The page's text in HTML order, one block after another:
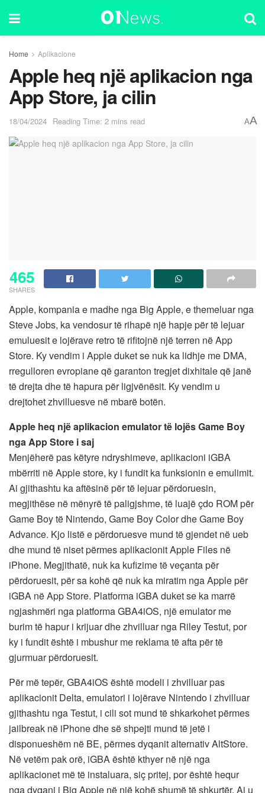
Home Aplikacione
Apple heq një aplikacion nga
App Store, ja cilin
18/04/2024 Reading Time: 2 mins read AA
465
SHARES
Apple, kompania e madhe nga Big Apple, e themeluar nga
Steve Jobs, ka vendosur të rihapë një hapje për të lejuar
emuluesit e lojërave retro të rifitojnë një terren në App
Store. Ky vendim i Apple duket se nuk ka lidhje me DMA,
rregulloren evropiane që garanton tregjet dixhitale që janë
të drejta dhe të hapura për ligjvënësit. Ky vendim u
drejtohet zhvilluesve në mbarë botën.
Apple heq një aplikacion emulator të lojës Game Boy
nga App Store i saj
Menjëherë pas këtyre ndryshimeve, aplikacioni iGBA
mbërriti në Apple store, ky i fundit ka funksionin e emulimit.
Ai gjithashtu ka aftësinë për të lejuar përdoruesin,
megjithëse në mënyrë të paligjshme, të luajë çdo ROM për
Game Boy të Nintendo, Game Boy Color dhe Game Boy
Advance. Kjo listë e përdoruesve mund të gjendet në ueb
dhe mund të niset përmes aplikacionit Apple Files në
iPhone. Megjithatë, nuk ka kufizime të veçanta për
përdoruesit, për sa kohë që nuk ka miratim nga Apple për
iGBA në App Store. Platforma iGBA duket se ka marrë
ngjashmëri nga platforma GBA4iOS, një emulator me
burim të hapur i krijuar dhe zhvilluar nga Riley Testut, por
ky i fundit është i mbushur me reklama të afta për të
gjurmuar përdoruesit.
Për më tepër, GBA4iOS është modeli i zhvilluar pas
aplikacionit Delta, emulatori i lojërave Nintendo i zhvilluar
gjithashtu nga Testut, i cili sot mund të shkarkohet përmes
jailbreak në iPhone dhe së shpejti mund të jetë i
disponueshëm në BE, përmes dyqanit alternativ AltStore.
Në vetëm pak orë, iGBA është kthyer në një nga
aplikacionet më të instaluara, siç pritej, por është hequr
nga dyqani i Big Apple në një kohë shumë të shkurtër. Ai u